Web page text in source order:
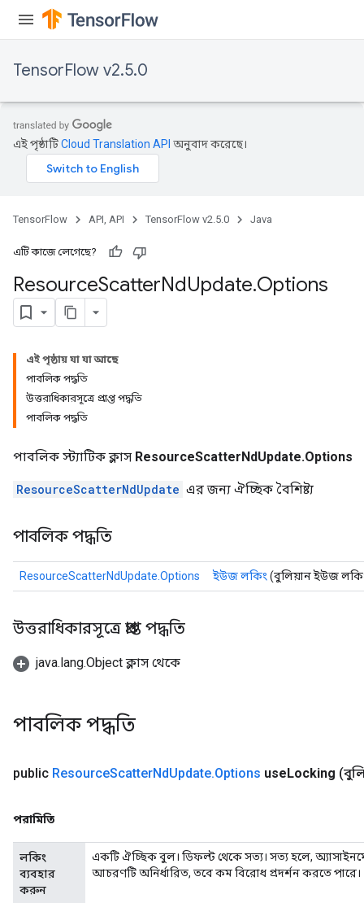
TensorFlow v2.5.0
এই পৃষ্ঠাটিCloud Translation API অনুবাদ করেছে।
TensorFlow API, API TensorFlow v2.5.0 Java
এটি কাজে লেগেছে?
ResourceScatterNdUpdate.Options
এই পৃষ্ঠায় যা যা আছে
পাবলিক পদ্ধতি
উত্তরাধিকারসূত্রে প্রাপ্ত পদ্ধতি
পাবলিক পদ্ধতি
পাবলিক স্ট্যাটিক ক্লাস ResourceScatterNdUpdate.Options
ResourceScatterNdUpdate এর জন্য ঐচ্ছিক বৈশিষ্ট্য
পাবলিক পদ্ধতি
ResourceScatterNdUpdate.Options ইউজ লকিং (বুলিয়ান ইউজ
উত্তরাধিকারসূত্রে প্রাপ্ত পদ্ধতি
java.lang.Object ক্লাস থেকে
পাবলিক পদ্ধতি
public ResourceScatterNdUpdate.Options useLocking
পরামিতি
লকিং
ব্যবহার
করুন
একটি ঐচ্ছিক বুল। ডিফল্ট থেকে সত্য। সত্য হলে,
আচরণটি অনির্ধারিত, তবে কম বিরোধ প্রদর্শন করতে পারে।